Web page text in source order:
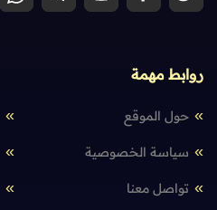
روابط مهمة
حول الموقع
سياسة الخصوصية
تواصل معنا